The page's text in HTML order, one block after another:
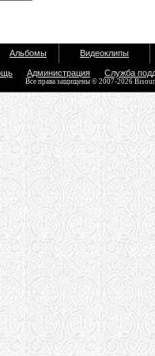
Альбомы Видеоклипы
Администрация Служба
Все права защищены © 2007-2026